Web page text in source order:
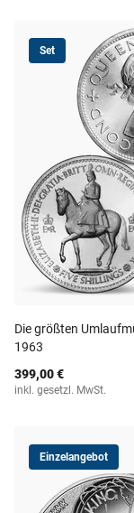
Set
Die größten
1963
399,00 €
inkl. gesetzl. MwSt.
Einzelangebot